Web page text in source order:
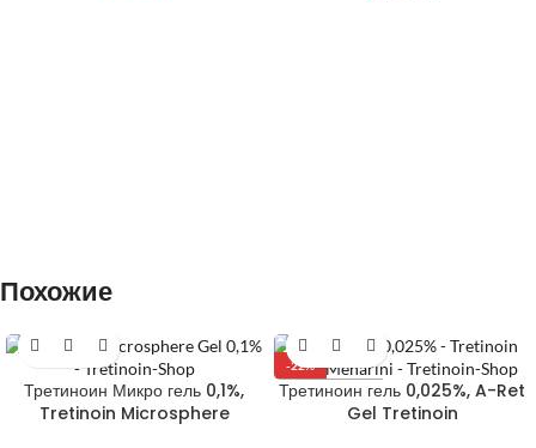
Похожие
Третиноин Микро гель 0,1%,
Tretinoin Microsphere
-22%
РАСПРОДАНО
Третиноин гель 0,025%, A-Ret
Gel Tretinoin